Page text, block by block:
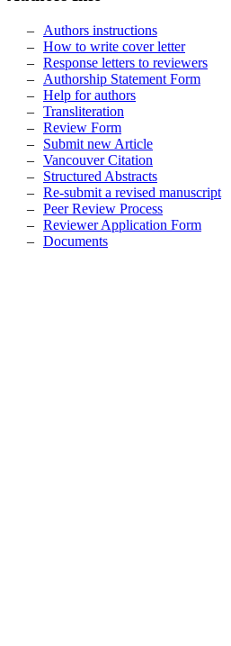
Authors instructions
How to write cover letter
Response letters to reviewers
Authorship Statement Form
Help for authors
Transliteration
Review Form
Submit new Article
Vancouver Citation
Structured Abstracts
Re-submit a revised manuscript
Peer Review Process
Reviewer Application Form
Documents